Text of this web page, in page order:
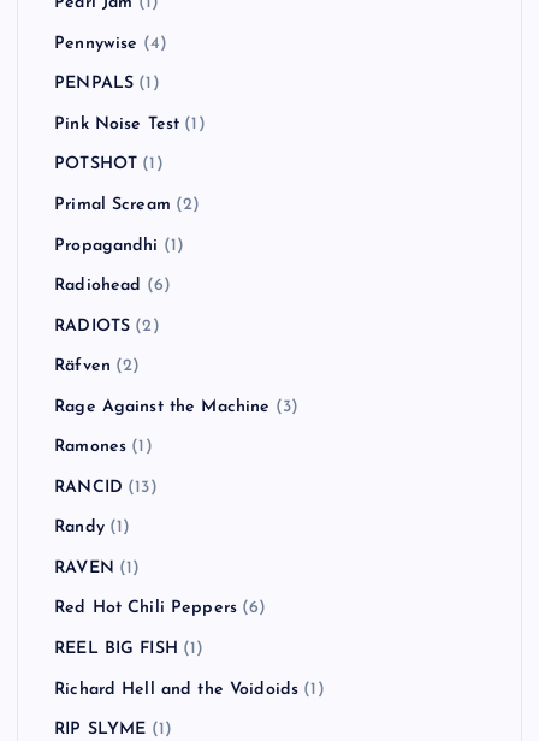
Pennywise (4)
PENPALS (1)
Pink Noise Test (1)
POTSHOT (1)
Primal Scream (2)
Propagandhi (1)
Radiohead (6)
RADIOTS (2)
Räfven (2)
Rage Against the Machine (3)
Ramones (1)
RANCID (13)
Randy(1)
RAVEN (1)
Red Hot Chili Peppers (6)
REEL BIG FISH (1)
Richard Hell and the Voidoids (1)
RIP SLYME (1)